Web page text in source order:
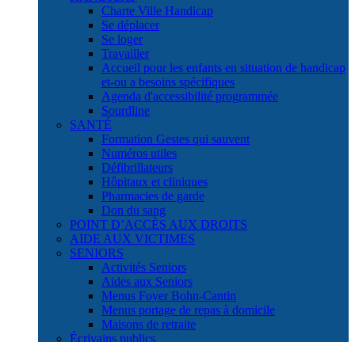
Charte Ville Handicap
Se déplacer
Se loger
Travailler
Accueil pour les enfants en situation de handicap
et-ou a besoins spécifiques
Agenda d'accessibilité programmée
Sourdline
SANTÉ
Formation Gestes qui sauvent
Numéros utiles
Défibrillateurs
Hôpitaux et cliniques
Pharmacies de garde
Don du sang
POINT D’ACCÈS AUX DROITS
AIDE AUX VICTIMES
SENIORS
Activités Seniors
Aides aux Seniors
Menus Foyer Bohn-Cantin
Menus portage de repas à domicile
Maisons de retraite
Écrivains publics